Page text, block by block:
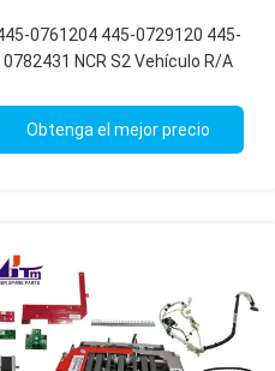
0761204 445-0729120 445-
0782431 NCR S2 Vehículo R/A
Obtenga el mejor precio